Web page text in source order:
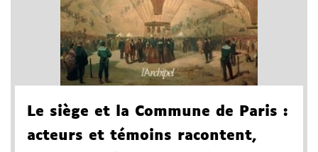
Le siège et la Commune de Paris :
acteurs et témoins racontent,